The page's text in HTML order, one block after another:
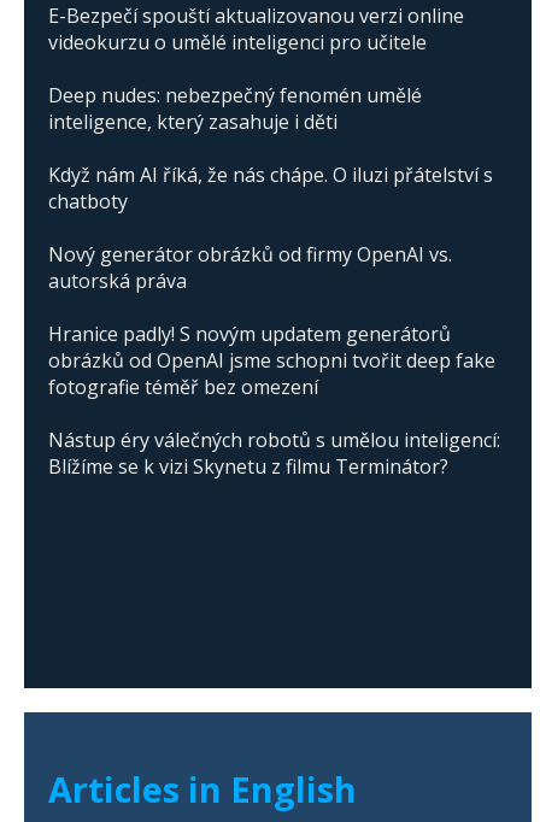
E-Bezpečí spouští aktualizovanou verzi online
videokurzu o umělé inteligenci pro učitele
Deep nudes: nebezpečný fenomén umělé
inteligence, který zasahuje i děti
Když nám AI říká, že nás chápe. O iluzi přátelství s
chatboty
Nový generátor obrázků od firmy OpenAI vs.
autorská práva
Hranice padly! S novým updatem generátorů
obrázků od OpenAI jsme schopni tvořit deep fake
fotografie téměř bez omezení
Nástup éry válečných robotů s umělou inteligencí:
Blížíme se k vizi Skynetu z filmu Terminátor?
Articles in English